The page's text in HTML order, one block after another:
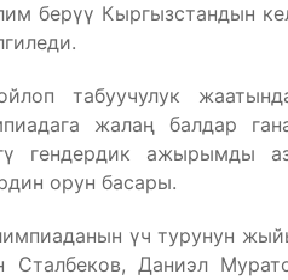
берүү Кыргызстандын
табуучулук
жалаң балдар
гендердик ажырымды
орун басары.
үч турунун
Даниэл